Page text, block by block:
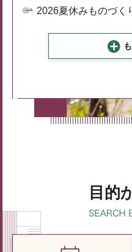
2026夏休みものづく
目的